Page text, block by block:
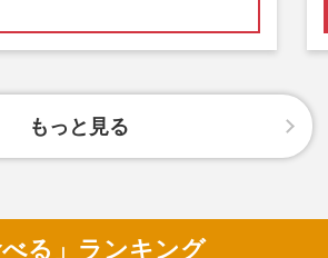
もっと見る
べる」ランキング